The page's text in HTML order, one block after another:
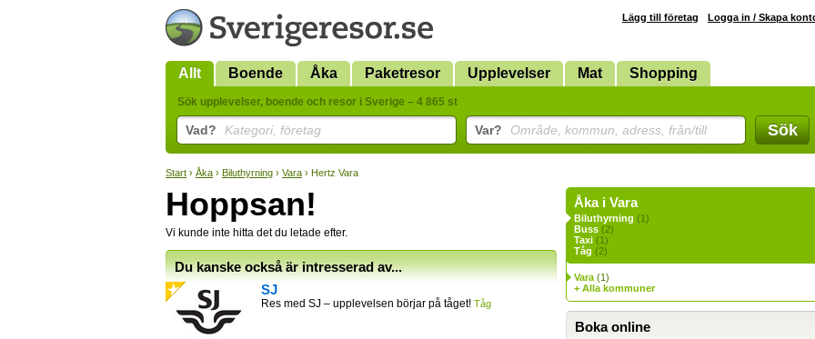
Lägg till företag Logga in / Skapa
Allt Boende Åka Paketresor Upplevelser Mat Shopping
Sök upplevelser, boende och resor i Sverige – 4 865 st
Vad? Kategori, företag Var? Område, kommun, adress, från/till Sök
Start › Åka › Biluthyrning › Vara › Hertz Vara
Hoppsan!
Vi kunde inte hitta det du letade efter.
Du kanske också är intresserad av...
SJ
Res med SJ – upplevelsen börjar på tåget! Tåg
Åka i Vara
Biluthyrning (1)
Buss (2)
Taxi (1)
Tåg (2)
Vara (1)
+ Alla kommuner
Boka online